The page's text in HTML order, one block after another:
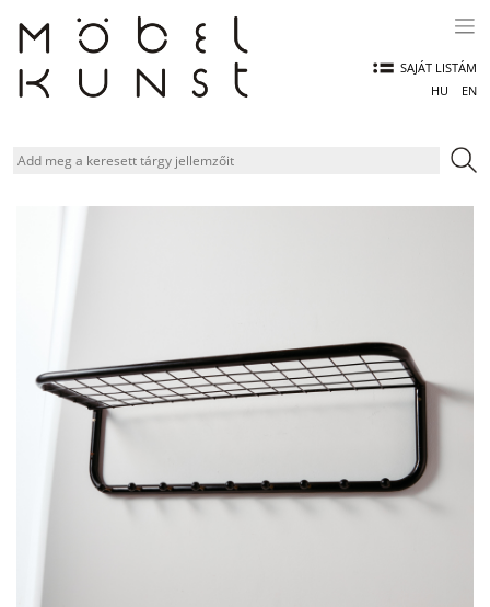
content
SAJÁT LISTÁM
HU
EN